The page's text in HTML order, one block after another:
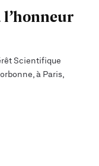
Scientifique
à Paris,